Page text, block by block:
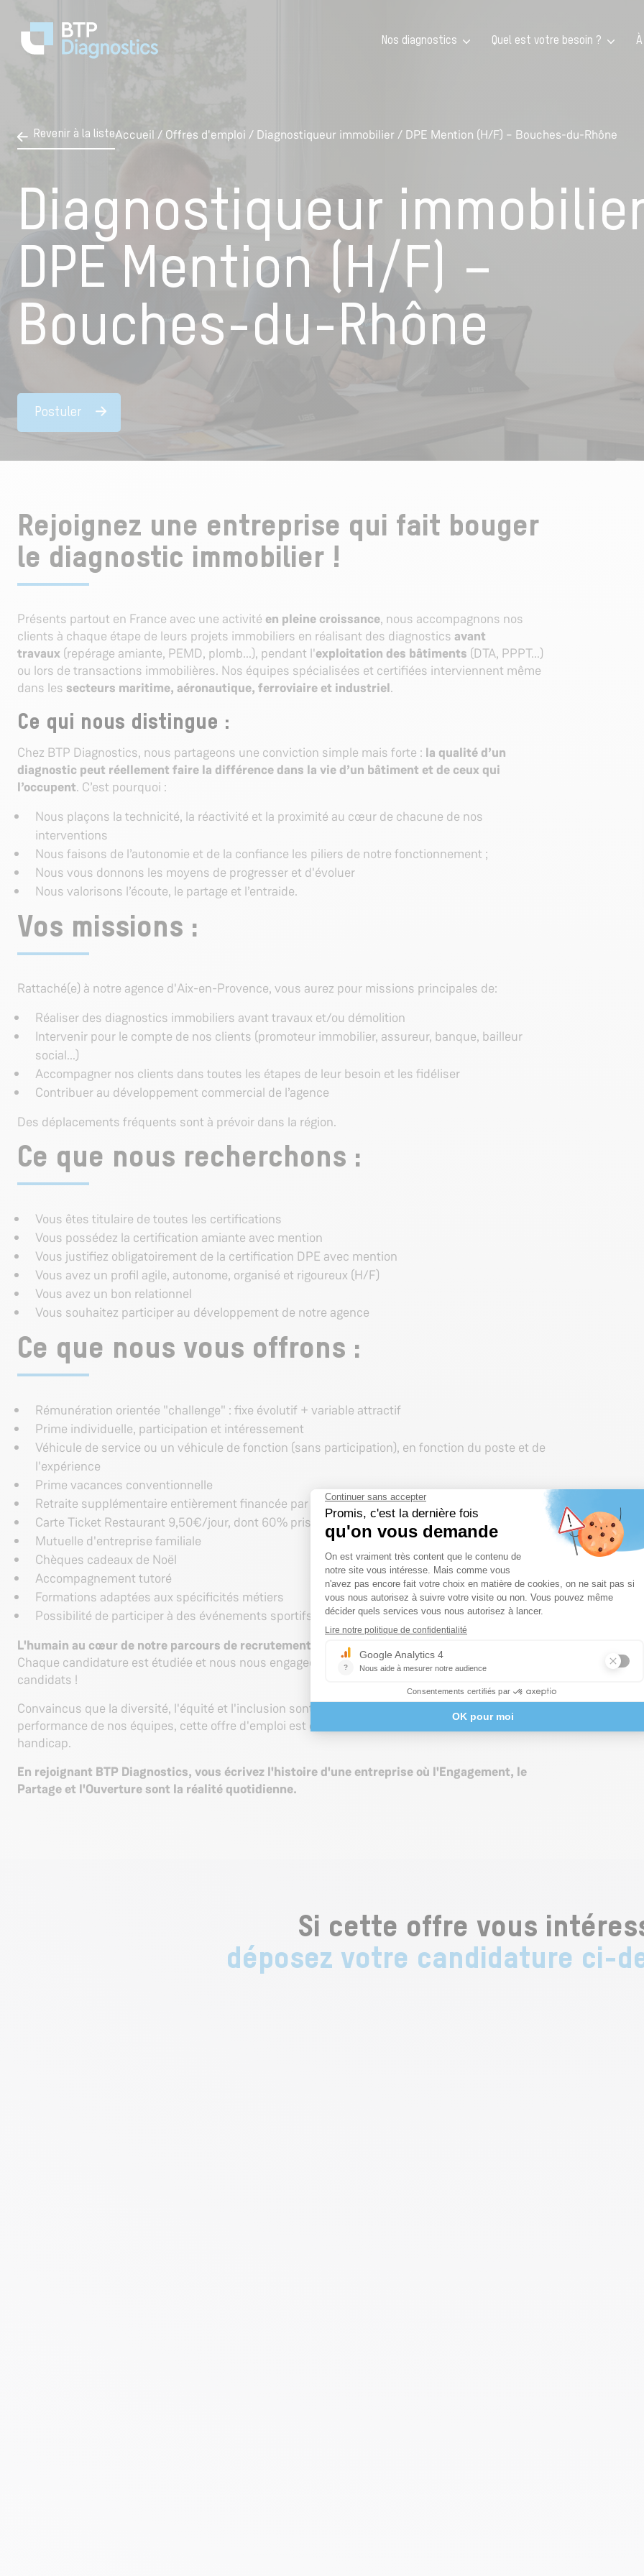
Nos diagnostics Quel est votre besoin ?
Revenir à la listeAccueil / Offres d'emploi / Diagnostiqueur immobilier / DPE Mention (H/F) – Bouches-du-Rhône
Diagnostiqueur
DPE Mention (H/F) –
Bouches-du-Rhône
Postuler
Rejoignez une entreprise qui fait bouger
le diagnostic immobilier !
Présents partout en France avec une activité en pleine croissance, nous accompagnons nos
clients à chaque étape de leurs projets immobiliers en réalisant des diagnostics avant
travaux (repérage amiante, PEMD, plomb...), pendant l'exploitation des bâtiments (DTA, PPPT...)
ou lors de transactions immobilières. Nos équipes spécialisées et certifiées interviennent même
dans les secteurs maritime, aéronautique, ferroviaire et industriel.
Ce qui nous distingue :
Chez BTP Diagnostics, nous partageons une conviction simple mais forte : la qualité d’un
diagnostic peut réellement faire la différence dans la vie d’un bâtiment et de ceux qui
l’occupent. C’est pourquoi :
Nous plaçons la technicité, la réactivité et la proximité au cœur de chacune de nos
interventions
Nous faisons de l’autonomie et de la confiance les piliers de notre fonctionnement ;
Nous vous donnons les moyens de progresser et d'évoluer
Nous valorisons l’écoute, le partage et l’entraide.
Vos missions :
Rattaché(e) à notre agence d'Aix-en-Provence, vous aurez pour missions principales de:
Réaliser des diagnostics immobiliers avant travaux et/ou démolition
Intervenir pour le compte de nos clients (promoteur immobilier, assureur, banque, bailleur
social...)
Accompagner nos clients dans toutes les étapes de leur besoin et les fidéliser
Contribuer au développement commercial de l’agence
Des déplacements fréquents sont à prévoir dans la région.
Ce que nous recherchons :
Vous êtes titulaire de toutes les certifications
Vous possédez la certification amiante avec mention
Vous justifiez obligatoirement de la certification DPE avec mention
Vous avez un profil agile, autonome, organisé et rigoureux (H/F)
Vous avez un bon relationnel
Vous souhaitez participer au développement de notre agence
Ce que nous vous offrons :
Rémunération orientée "challenge" : fixe évolutif + variable attractif
Prime individuelle, participation et intéressement
Véhicule de service ou un véhicule de fonction (sans participation), en fonction du poste et de
l'expérience
Prime vacances conventionnelle
Retraite supplémentaire entièrement financée par l'employeur
Carte Ticket Restaurant 9,50€/jour, dont 60% pris en charge par l'entreprise
Mutuelle d'entreprise familiale
Chèques cadeaux de Noël
Accompagnement tutoré
Formations adaptées aux spécificités métiers
Possibilité de participer à des événements sportifs et solidaires pris en charge par l'entreprise
L'humain au cœur de notre parcours de recrutement :
Chaque candidature est étudiée et nous nous engageons à fournir une réponse à 100% des
candidats !
Convaincus que la diversité, l'équité et l'inclusion sont essentielles au bien-être et à la
performance de nos équipes, cette offre d'emploi est ouverte aux candidats en situation de
handicap.
En rejoignant BTP Diagnostics, vous écrivez l'histoire d'une entreprise où l'Engagement, le
Partage et l'Ouverture sont la réalité quotidienne.
Si cette offre vous
déposez votre candidature ci-